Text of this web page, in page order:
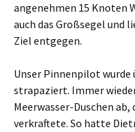
angenehmen 15 Knoten
auch das Großsegel und
Ziel entgegen.
Unser Pinnenpilot wurde
strapaziert. Immer
Meerwasser-Duschen
verkraftete. So hatte